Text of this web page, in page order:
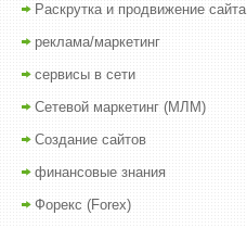
Раскрутка и продвижение сайта
реклама/маркетинг
сервисы в сети
Сетевой маркетинг (МЛМ)
Создание сайтов
финансовые знания
Форекс (Forex)